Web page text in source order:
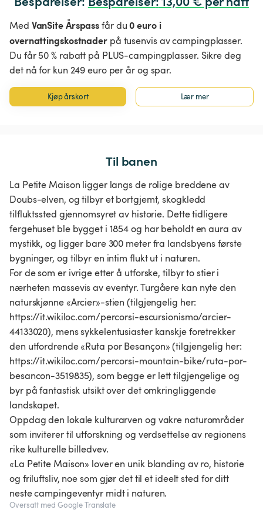
Med VanSite Årspassfår du0 euro i
overnattingskostnaderpå tusenvis av campingplasser.
Du får 50 % rabatt på PLUS-campingplasser. Sikre deg
det nå for kun 249 euro per år og spar.
Kjøp årskort Lær mer
Til banen
La Petite Maison ligger langs de rolige breddene av
Doubs-elven, og tilbyr et bortgjemt, skogkledd
tilfluktssted gjennomsyret av historie. Dette tidligere
fergehuset ble bygget i 1854 og har beholdt en aura av
mystikk, og ligger bare 300 meter fra landsbyens første
bygninger, og tilbyr en intim flukt ut i naturen.
For de som er ivrige etter å utforske, tilbyr to stier i
nærheten massevis av eventyr. Turgåere kan nyte den
naturskjønne «Arcier»-stien (tilgjengelig her:
https://it.wikiloc.com/percorsi-escursionismo/arcier-
44133020), mens sykkelentusiaster kanskje foretrekker
den utfordrende «Ruta por Besançon» (tilgjengelig her:
https://it.wikiloc.com/percorsi-mountain-bike/ruta-por-
besancon-3519835), som begge er lett tilgjengelige og
byr på fantastisk utsikt over det omkringliggende
landskapet.
Oppdag den lokale kulturarven og vakre naturområder
som inviterer til utforskning og verdsettelse av regionens
rike kulturelle billedvev.
«La Petite Maison» lover en unik blanding av ro, historie
og friluftsliv, noe som gjør det til et ideelt sted for ditt
neste campingeventyr midt i naturen.
Oversatt med Google Translate